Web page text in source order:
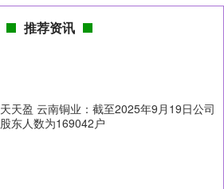
推荐资讯
天天盈 云南铜业：截至2025年9月19日公司
股东人数为169042户